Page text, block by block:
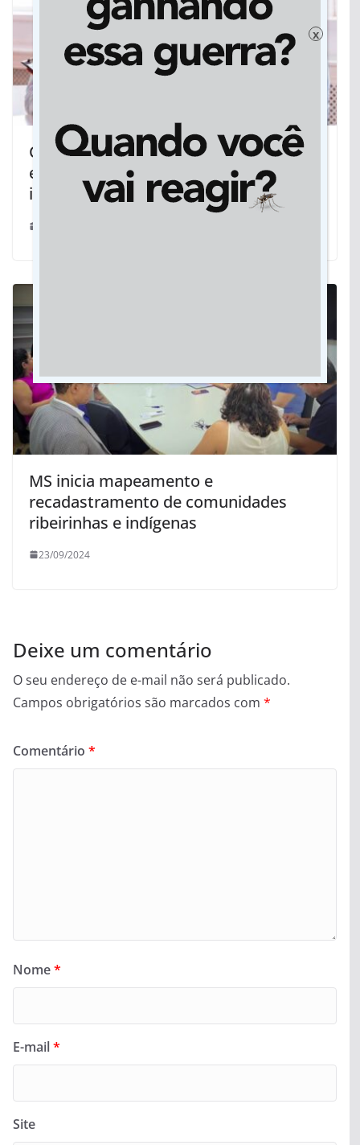
Cassems Itinerante leva atendimento
em Psiquiatria para beneficiários do
interior
MS inicia mapeamento e
recadastramento de comunidades
ribeirinhas e indígenas
23/09/2024
Deixe um comentário
O seu endereço de e-mail não será publicado.
Campos obrigatórios são marcados com *
Comentário *
Nome*
E-mail*
Site
x